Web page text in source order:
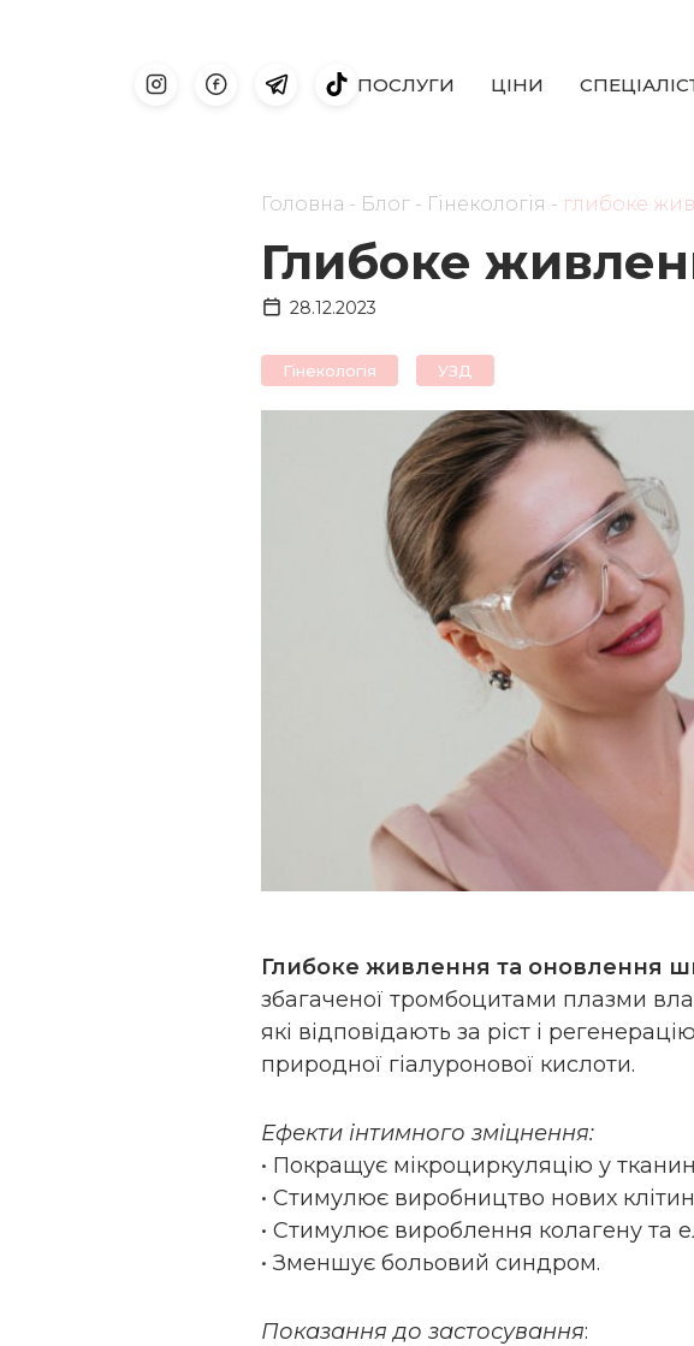
ПОСЛУГИ ЦIНИ
Головна - Блог - Гiнекологiя - глибоке
Глибоке
28.12.2023
Гiнекологiя УЗД
Глибоке живлення та оновлення
збагаченої тромбоцитами плазми
які відповідають за ріст і
природної гіалуронової кислоти.
Ефекти інтимного зміцнення:
• Покращує мікроциркуляцію у
• Стимулює виробництво нових
• Стимулює вироблення колагену та
• Зменшує больовий синдром.
Показання до застосування: